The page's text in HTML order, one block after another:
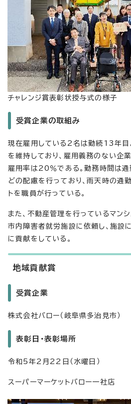
チャレンジ賞表彰状授与式の様子
受賞企業の取組み
現在雇用している2名は勤続13年目
を維持しており、雇用義務のない企
雇用率は20％である。勤務時間は通
どの配慮を行っており、雨天時の通
トを職員が行っている。
また、不動産管理を行っているマン
市内障害者就労施設に依頼し、施設
に貢献をしている。
地域貢献賞
受賞企業
株式会社バロー（岐阜県多治見市）
表彰日・表彰場所
令和5年2月22日（水曜日）
スーパーマーケットバロー一社店